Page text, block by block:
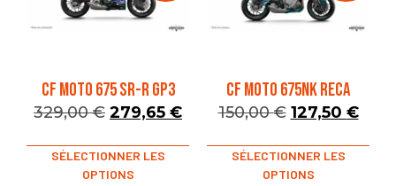
CF MOTO 675 SR-R GP3
329,00€ 279,65 €
SÉLECTIONNER LES
OPTIONS
CF MOTO 675NK RECA
150,00€ 127,50 €
SÉLECTIONNER LES
OPTIONS